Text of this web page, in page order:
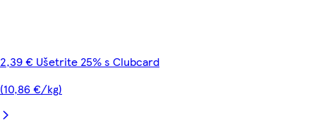
2,39 € Ušetrite 25% s Clubcard
(10,86 €/kg)